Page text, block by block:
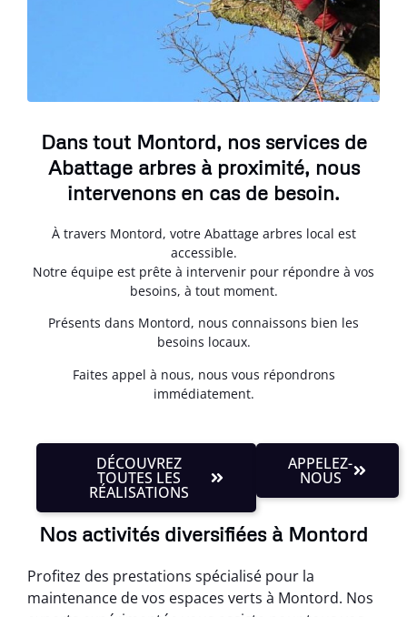
Dans tout Montord, nos services de
Abattage arbres à proximité, nous
intervenons en cas de besoin.
À travers Montord, votre Abattage arbres local est
accessible.
Notre équipe est prête à intervenir pour répondre à vos
besoins, à tout moment.
Présents dans Montord, nous connaissons bien les
besoins locaux.
Faites appel à nous, nous vous répondrons
immédiatement.
DÉCOUVREZ
TOUTES LES
RÉALISATIONS
APPELEZ-
NOUS
Nos activités diversifiées à Montord
Profitez des prestations spécialisé pour la
maintenance de vos espaces verts à Montord. Nos